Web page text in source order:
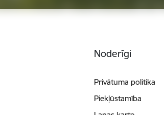
Noderīgi
Privātuma politika
Piekļūstamība